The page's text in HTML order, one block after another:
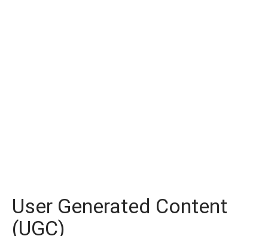
User Generated Content
(UGC)